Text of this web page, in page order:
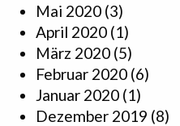
Mai 2020 (3)
April 2020 (1)
März 2020 (5)
Februar 2020 (6)
Januar 2020 (1)
Dezember 2019 (8)